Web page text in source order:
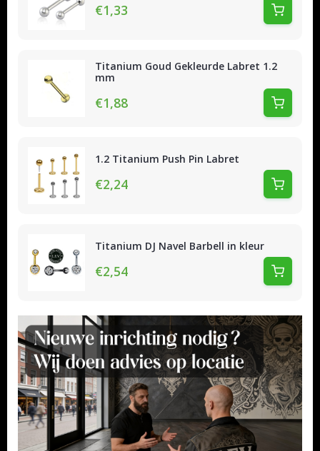
€1,33
Titanium Goud Gekleurde Labret 1.2
mm
€1,88
1.2 Titanium Push Pin Labret
€2,24
Titanium DJ Navel Barbell in kleur
€2,54